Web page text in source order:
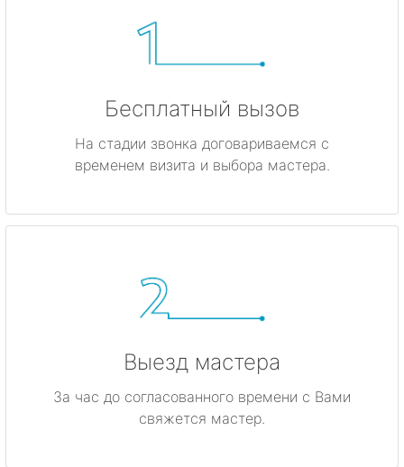
Бесплатный вызов
На стадии звонка договариваемся с
временем визита и выбора мастера.
Выезд мастера
За час до согласованного времени с Вами
свяжется мастер.